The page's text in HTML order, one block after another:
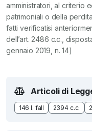
amministratori, al criterio
patrimoniali o della
fatti verificatisi
dell’art. 2486 c.c.,
gennaio 2019, n. 14]
Articoli di
146 l. fall 2394 c.c.